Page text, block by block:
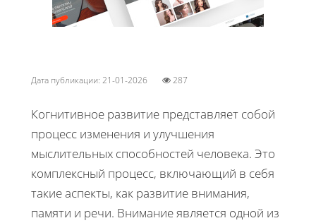
Дата публикации: 21-01-2026 287
Когнитивное развитие представляет собой
процесс изменения и улучшения
мыслительных способностей человека. Это
комплексный процесс, включающий в себя
такие аспекты, как развитие внимания,
памяти и речи. Внимание является одной из